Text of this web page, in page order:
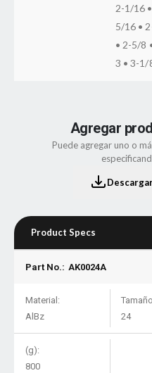
2-1/16
5/16 •
• 2-5/8
3 • 3-1/
Agregar
Puede agregar uno o
Product Specs
Part No.: AK0024A
Material:
AlBz
24
(g):
800